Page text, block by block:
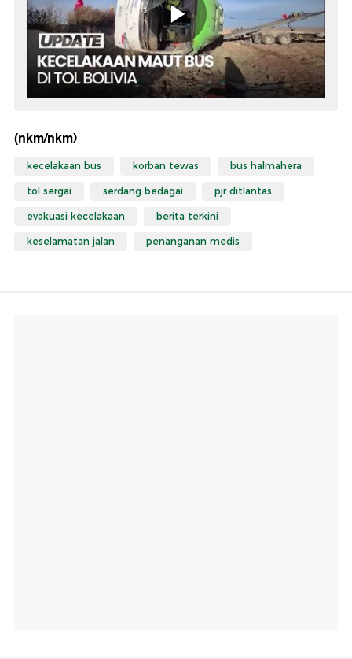
(nkm/nkm)
kecelakaan bus korban tewas bus halmahera
tol sergai serdang bedagai pjr ditlantas
evakuasi kecelakaan berita terkini
keselamatan jalan penanganan medis